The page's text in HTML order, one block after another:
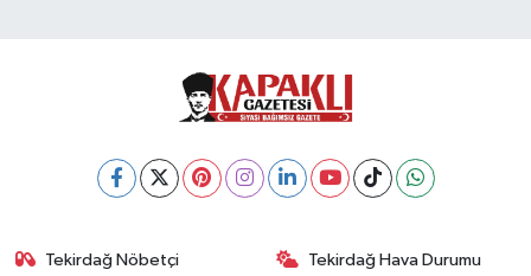
Tekirdağ Nöbetçi
Tekirdağ Hava Durumu